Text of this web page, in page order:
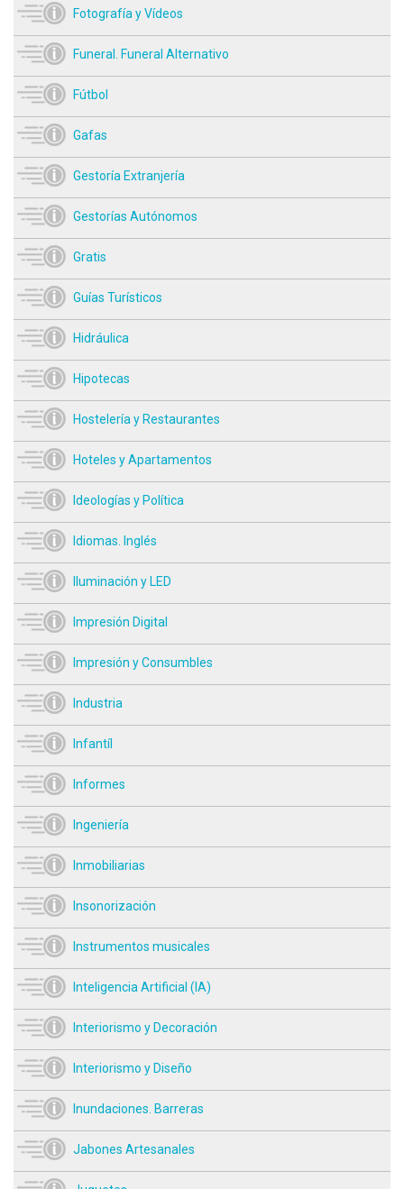
Fotografía y Vídeos
Funeral. Funeral Alternativo
Fútbol
Gafas
Gestoría Extranjería
Gestorías Autónomos
Gratis
Guías Turísticos
Hidráulica
Hipotecas
Hostelería y Restaurantes
Hoteles y Apartamentos
Ideologías y Política
Idiomas. Inglés
Iluminación y LED
Impresión Digital
Impresión y Consumbles
Industria
Infantíl
Informes
Ingeniería
Inmobiliarias
Insonorización
Instrumentos musicales
Inteligencia Artificial (IA)
Interiorismo y Decoración
Interiorismo y Diseño
Inundaciones. Barreras
Jabones Artesanales